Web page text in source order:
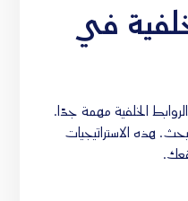
في
الخلفية مهمة جدًا.
هذه الاستراتيجيات